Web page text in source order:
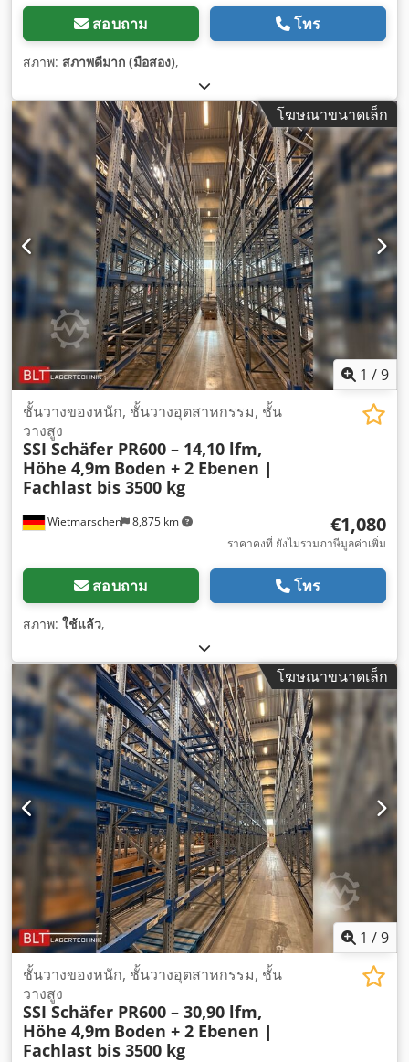
สอบถาม โทร
สภาพ: สภาพดีมาก (มือสอง),
โฆษณาขนาดเล็ก
1 /9
Wietmarschen 8,875 km
ชั้นวางของหนัก, ชั้นวางอุตสาหกรรม, ชั้น
วางสูง
SSI Schäfer PR600 – 14,10 lfm,
Höhe 4,9m Boden + 2 Ebenen |
Fachlast bis 3500 kg
€1,080
ราคาคงที่ ยังไม่รวมภาษีมูลค่าเพิ่ม
สอบถาม โทร
สภาพ: ใช้แล้ว,
โฆษณาขนาดเล็ก
1 /9
ชั้นวางของหนัก, ชั้นวางอุตสาหกรรม, ชั้น
วางสูง
SSI Schäfer PR600 – 30,90 lfm,
Höhe 4,9m Boden + 2 Ebenen |
Fachlast bis 3500 kg